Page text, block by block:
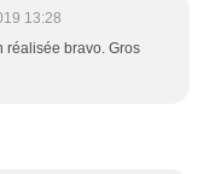
13:28
réalisée bravo. Gros